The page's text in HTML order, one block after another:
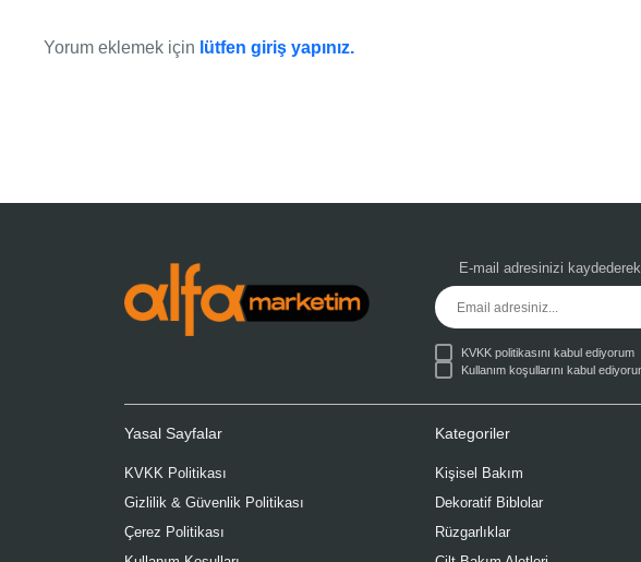
Yorum eklemek için lütfen giriş yapınız.
E-mail adresinizi kaydederek
KVKK politikasını kabul ediyorum
Kullanım koşullarını kabul
Yasal Sayfalar
KVKK Politikası
Gizlilik & Güvenlik Politikası
Çerez Politikası
Kategoriler
Kişisel Bakım
Dekoratif Biblolar
Rüzgarlıklar